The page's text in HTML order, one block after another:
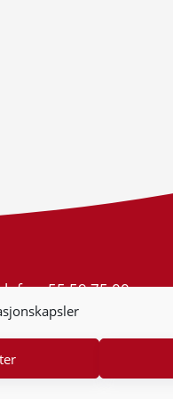
55 59 75 00
post@kt.no
>>